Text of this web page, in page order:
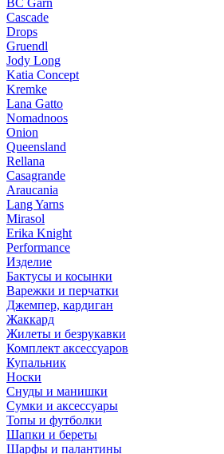
BC Garn
Cascade
Drops
Gruendl
Jody Long
Katia Concept
Kremke
Lana Gatto
Nomadnoos
Onion
Queensland
Rellana
Casagrande
Araucania
Lang Yarns
Mirasol
Erika Knight
Performance
Изделие
Бактусы и косынки
Варежки и перчатки
Джемпер, кардиган
Жаккард
Жилеты и безрукавки
Комплект аксессуаров
Купальник
Носки
Снуды и манишки
Сумки и аксессуары
Топы и футболки
Шапки и береты
Шарфы и палантины